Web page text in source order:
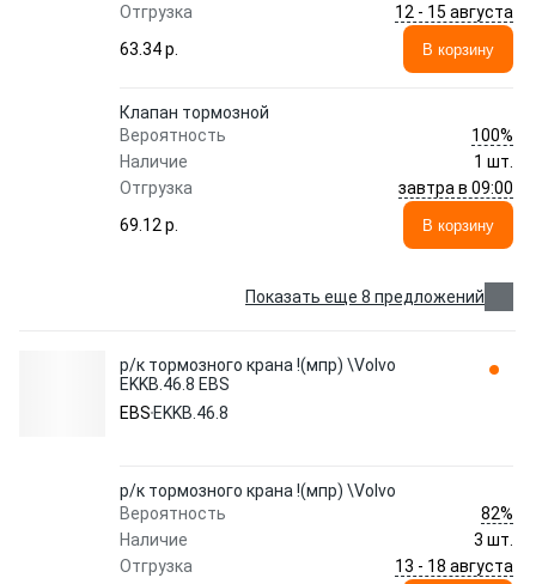
Отгрузка
12 - 15 августа
63.34 p.
В корзину
Клапан тормозной
Вероятность
100%
Наличие
1 шт.
Отгрузка
завтра в 09:00
69.12 p.
В корзину
Показать еще 8 предложений
р/к тормозного крана !(мпр) \Volvo
EKKB.46.8 EBS
EBS EKKB.46.8
р/к тормозного крана !(мпр) \Volvo
Вероятность
82%
Наличие
3 шт.
Отгрузка
13 - 18 августа